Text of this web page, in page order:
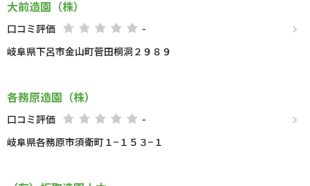
大前造園（株）
口コミ評価
-
岐阜県下呂市金山町菅田桐洞２９８９
各務原造園（株）
口コミ評価
-
岐阜県各務原市須衛町１−１５３−１